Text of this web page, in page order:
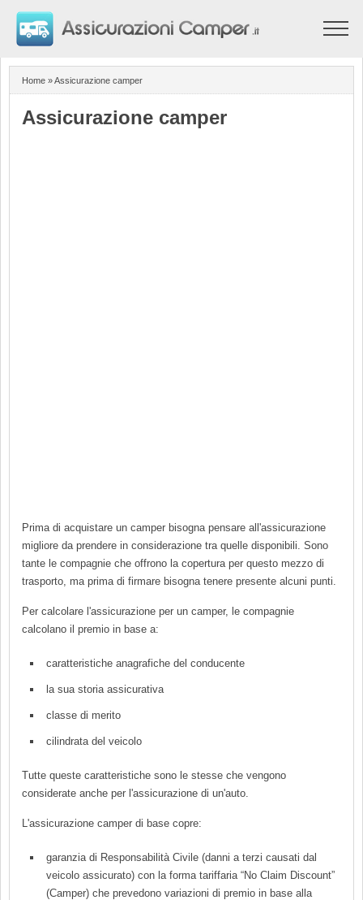
Assicurazione camper
Siti amici
Contatti
Home » Assicurazione camper
Assicurazione camper
Prima di acquistare un camper bisogna pensare all'assicurazione
migliore da prendere in considerazione tra quelle disponibili. Sono
tante le compagnie che offrono la copertura per questo mezzo di
trasporto, ma prima di firmare bisogna tenere presente alcuni punti.
Per calcolare l'assicurazione per un camper, le compagnie
calcolano il premio in base a:
caratteristiche anagrafiche del conducente
la sua storia assicurativa
classe di merito
cilindrata del veicolo
Tutte queste caratteristiche sono le stesse che vengono
considerate anche per l'assicurazione di un'auto.
L'assicurazione camper di base copre:
garanzia di Responsabilità Civile (danni a terzi causati dal
veicolo assicurato) con la forma tariffaria “No Claim Discount”
(Camper) che prevedono variazioni di premio in base alla